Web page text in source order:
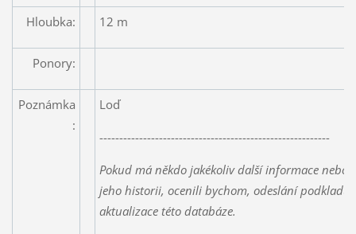
Hloubka: 12 m
Ponory:
Poznámka
:
Loď
----------------------------------------------------------
Pokud má někdo jakékoliv další informace
jeho historii, ocenili bychom, odeslání
aktualizace této databáze.